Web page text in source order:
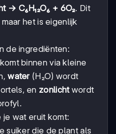
→ C₆H₁₂O₆ + 6O₂. Dit
het is eigenlijk
de ingrediënten:
binnen via kleine
water(H₂O) wordt
en zonlichtwordt
wat eruit komt:
suiker die de plant als